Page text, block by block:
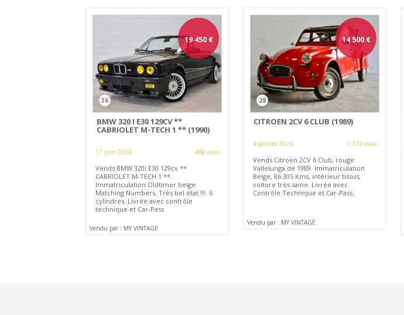
19 450€
36
BMW 320 I E30 129CV **
CABRIOLET M-TECH 1 ** (1990)
17 juin 2023 498 vues
Vends BMW 320i E30 129cv **
CABRIOLET M-TECH 1 **.
Immatriculation Oldtimer belge.
Matching Numbers. Très bel état !!!. 6
cylindres. Livrée avec contrôle
technique et Car-Pass
Vendu par : MY VINTAGE
14 500€
28
CITROEN 2CV 6 CLUB (1989)
4 janvier 2023 1 372 vues
Vends Citroën 2CV 6 Club, rouge
Vallelunga de 1989. Immatriculation
Belge, 86.305 Kms, intérieur tissus,
voiture très saine. Livrée avec
Contrôle Technique et Car-Pass.
Vendu par : MY VINTAGE